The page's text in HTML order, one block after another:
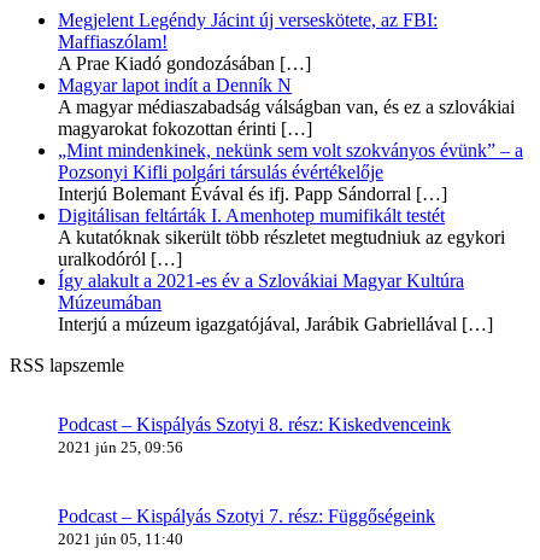
Megjelent Legéndy Jácint új verseskötete, az FBI:
Maffiaszólam!
A Prae Kiadó gondozásában […]
Magyar lapot indít a Denník N
A magyar médiaszabadság válságban van, és ez a szlovákiai
magyarokat fokozottan érinti […]
„Mint mindenkinek, nekünk sem volt szokványos évünk” – a
Pozsonyi Kifli polgári társulás évértékelője
Interjú Bolemant Évával és ifj. Papp Sándorral […]
Digitálisan feltárták I. Amenhotep mumifikált testét
A kutatóknak sikerült több részletet megtudniuk az egykori
uralkodóról […]
Így alakult a 2021-es év a Szlovákiai Magyar Kultúra
Múzeumában
Interjú a múzeum igazgatójával, Jarábik Gabriellával […]
RSS lapszemle
Podcast – Kispályás Szotyi 8. rész: Kiskedvenceink
2021 jún 25, 09:56
Podcast – Kispályás Szotyi 7. rész: Függőségeink
2021 jún 05, 11:40